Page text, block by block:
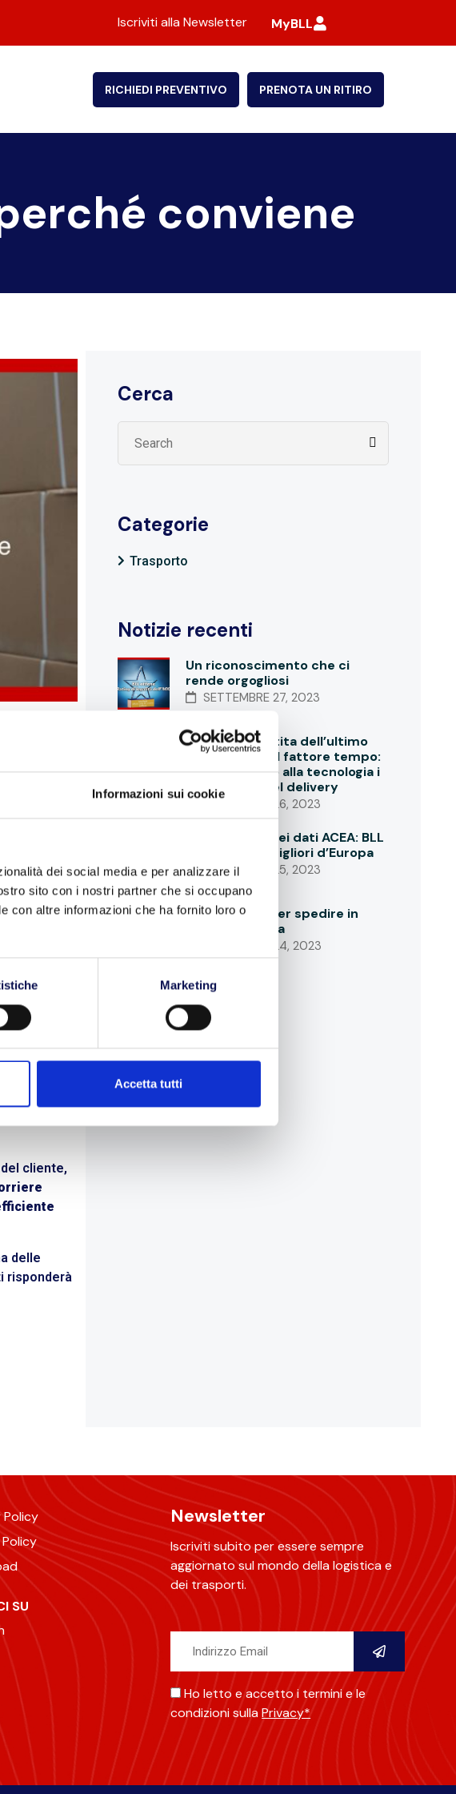
Informazioni sui cookie
dei social media e per analizzare il
sito con i nostri partner che si occupano
con altre informazioni che ha fornito loro o
Marketing
Accetta tutti
Iscriviti alla Newsletter MyBLL
RICHIEDI PREVENTIVO PRENOTA UN RITIRO
conviene
rotte e
a far
occupato,
e nei
cliente,
delle
risponderà
Cerca
Categorie
Trasporto
Notizie recenti
Un riconoscimento che ci
rende orgogliosi
SETTEMBRE 27, 2023
Vincere la partita dell’ultimo
miglio grazie al fattore tempo:
cosa chiedono alla tecnologia i
conducenti del delivery
SETTEMBRE 26, 2023
La conferma dei dati ACEA: BLL
in linea con i migliori d’Europa
SETTEMBRE 25, 2023
Informazioni per spedire in
tutta sicurezza
SETTEMBRE 24, 2023
Policy
SU
Newsletter
Iscriviti subito per essere sempre
aggiornato sul mondo della logistica e
dei trasporti.
Ho letto e accetto i termini e le
condizioni sullaPrivacy*
Alternative: